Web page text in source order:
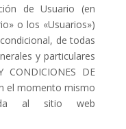
de Usuario (en
o los «Usuarios»)
de todas
y particulares
DE
el momento mismo
al sitio web